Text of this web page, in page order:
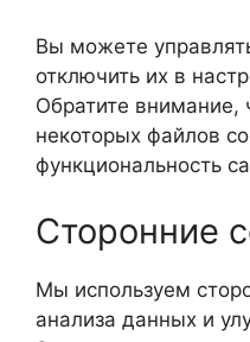
Вы можете
отключить их в
Обратите внимание,
некоторых файлов
функциональность
Сторонние
Мы используем
анализа данных и